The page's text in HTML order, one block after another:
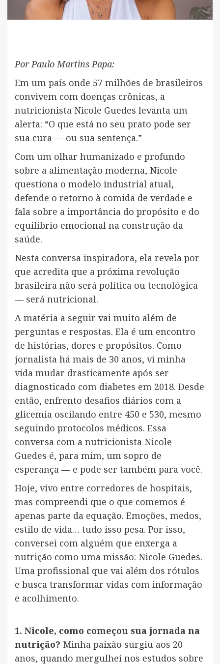
Por Paulo Martins Papa:
Em um país onde 57 milhões de brasileiros
convivem com doenças crônicas, a
nutricionista Nicole Guedes levanta um
alerta: “O que está no seu prato pode ser
sua cura — ou sua sentença.”
Com um olhar humanizado e profundo
sobre a alimentação moderna, Nicole
questiona o modelo industrial atual,
defende o retorno à comida de verdade e
fala sobre a importância do propósito e do
equilíbrio emocional na construção da
saúde.
Nesta conversa inspiradora, ela revela por
que acredita que a próxima revolução
brasileira não será política ou tecnológica
— será nutricional.
A matéria a seguir vai muito além de
perguntas e respostas. Ela é um encontro
de histórias, dores e propósitos. Como
jornalista há mais de 30 anos, vi minha
vida mudar drasticamente após ser
diagnosticado com diabetes em 2018. Desde
então, enfrento desafios diários com a
glicemia oscilando entre 450 e 530, mesmo
seguindo protocolos médicos. Essa
conversa com a nutricionista Nicole
Guedes é, para mim, um sopro de
esperança — e pode ser também para você.
Hoje, vivo entre corredores de hospitais,
mas compreendi que o que comemos é
apenas parte da equação. Emoções, medos,
estilo de vida… tudo isso pesa. Por isso,
conversei com alguém que enxerga a
nutrição como uma missão: Nicole Guedes.
Uma profissional que vai além dos rótulos
e busca transformar vidas com informação
e acolhimento.
1. Nicole, como começou sua jornada na
nutrição? Minha paixão surgiu aos 20
anos, quando mergulhei nos estudos sobre